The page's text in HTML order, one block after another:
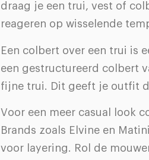
draag je een trui, vest of
reageren op wisselende
Een colbert over een trui is
een gestructureerd colbert
fijne trui. Dit geeft je outfit
Voor een meer casual look
Brands zoals Elvine en
voor layering. Rol de